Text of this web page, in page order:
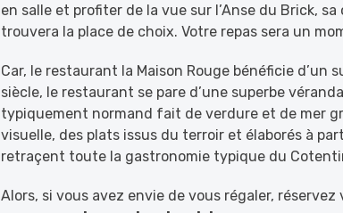
en salle et profiter de la vue sur l’Anse du Brick,
trouvera la place de choix. Votre repas sera un
Car, le restaurant la Maison Rouge bénéficie d’un
siècle, le restaurant se pare d’une superbe
typiquement normand fait de verdure et de mer
visuelle, des plats issus du terroir et élaborés à
retraçent toute la gastronomie typique du
Alors, si vous avez envie de vous régaler, réservez